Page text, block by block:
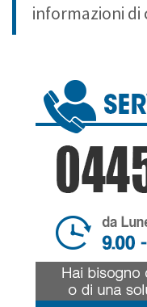
informazioni di